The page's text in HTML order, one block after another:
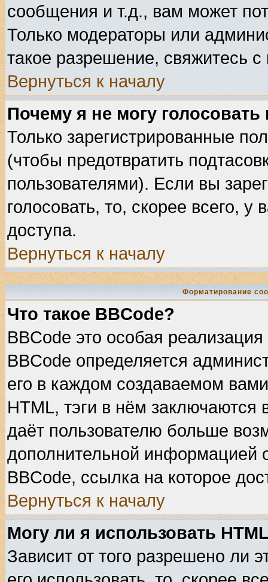
сообщения и т.д., вам может
Только модераторы или
такое разрешение, свяжитесь
Вернуться к началу
Почему я не могу голосовать
Только зарегистрированные
(чтобы предотвратить
пользователями). Если вы
голосовать, то, скорее всего,
доступа.
Вернуться к началу
Форматирование
Что такое BBCode?
BBCode это особая
BBCode определяется
его в каждом создаваемом
HTML, тэги в нём заключаются
даёт пользователю больше
дополнительной информацией
BBCode, ссылка на которое
Вернуться к началу
Могу ли я использовать
Зависит от того разрешено ли